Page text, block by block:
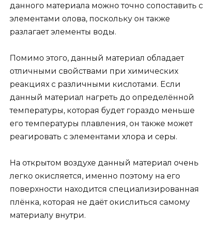
данного материала можно точно сопоставить с
элементами олова, поскольку он также
разлагает элементы воды.
Помимо этого, данный материал обладает
отличными свойствами при химических
реакциях с различными кислотами. Если
данный материал нагреть до определённой
температуры, которая будет гораздо меньше
его температуры плавления, он также может
реагировать с элементами хлора и серы.
На открытом воздухе данный материал очень
легко окисляется, именно поэтому на его
поверхности находится специализированная
плёнка, которая не даёт окислиться самому
материалу внутри.